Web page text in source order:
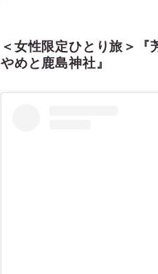
＜女性限定ひとり旅＞
やめと鹿島神社』